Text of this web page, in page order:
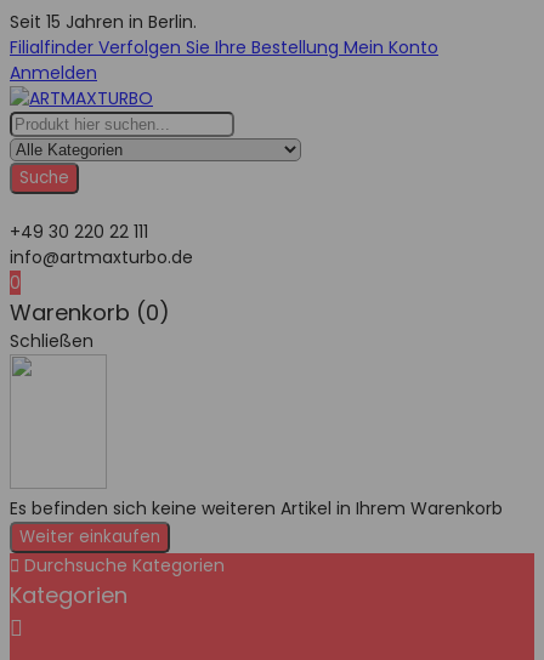
Seit 15 Jahren in Berlin.
Filialfinder Verfolgen Sie Ihre Bestellung Mein Konto
Anmelden
Suche
+49 30 220 22 111
info@artmaxturbo.de
0
Warenkorb (0)
Schließen
Es befinden sich keine weiteren Artikel in Ihrem Warenkorb
Weiter einkaufen
 Durchsuche Kategorien
Kategorien
